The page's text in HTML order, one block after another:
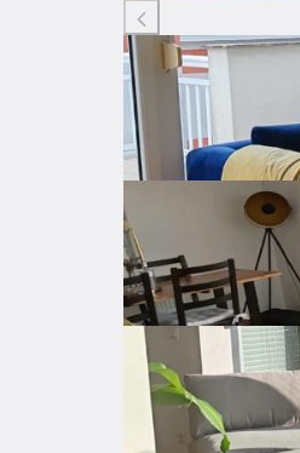
Listing ID:
Gornja Dubrava
210.000 €